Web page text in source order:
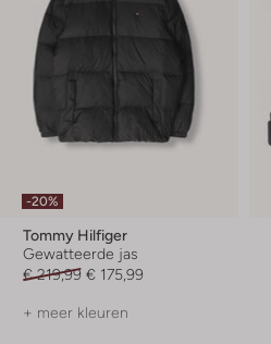
-20%
Tommy Hilfiger
Gewatteerde jas
€ 219,99 € 175,99
+ meer kleuren